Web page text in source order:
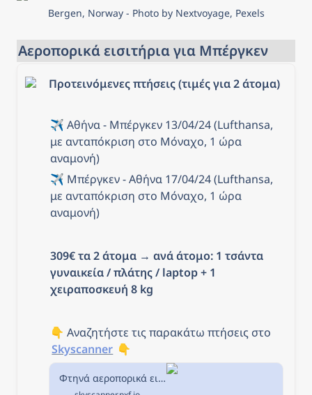
Bergen, Norway - Photo by Nextvoyage, Pexels
Αεροπορικά εισιτήρια για Μπέργκεν
Προτεινόμενες πτήσεις (τιμές για 2 άτομα)
✈️ Αθήνα - Μπέργκεν 13/04/24 (Lufthansa,
με ανταπόκριση στο Μόναχο, 1 ώρα
αναμονή)
✈️ Μπέργκεν - Αθήνα 17/04/24 (Lufthansa,
με ανταπόκριση στο Μόναχο, 1 ώρα
αναμονή)
309€ τα 2 άτομα → ανά άτομο: 1 τσάντα
γυναικεία / πλάτης / laptop + 1
χειραποσκευή 8 kg
Skyscanner 👇
Φτηνά αεροπορικά εισιτήρια από Αθήνα προς Μπέργκεν στην Skyscanner